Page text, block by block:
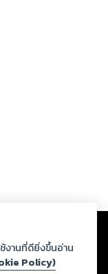
ว่าละเมิดสิทธิใน
ศีลธรรม ดังนั้น ผู้อ่าน
และหากท่านพบว่าส่วน
งานที่ดียิ่งขึ้นอ่าน
Policy)